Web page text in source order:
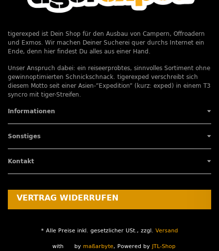
tigerexped ist Dein Shop für den Ausbau von Campern, Offroadern
und Exmos. Wir machen Deiner Sucherei quer durchs Internet ein
Ende, denn hier findest Du alles aus einer Hand.
Unser Anspruch dabei: ein reiseerprobtes, sinnvolles Sortiment ohne
gewinnoptimierten Schnickschnack. tigerexped verschreibt sich
diesem Motto seit einer Asien-”Expedition” (kurz: exped) in einem T3
syncro mit tiger-Streifen.
Informationen
Sonstiges
Kontakt
VERTRAG WIDERRUFEN
* Alle Preise inkl. gesetzlicher USt., zzgl. Versand
with by maßarbyte, Powered by JTL-Shop